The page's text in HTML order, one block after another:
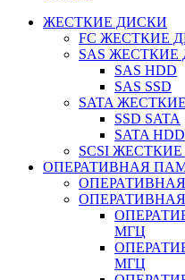
ЖЕСТКИЕ ДИСКИ
FC ЖЕСТКИЕ
SAS
SAS HDD
SAS SSD
SATA
SSD SATA
SATA HDD
SCSI
ОПЕРАТИВНАЯ
МГЦ
МГЦ